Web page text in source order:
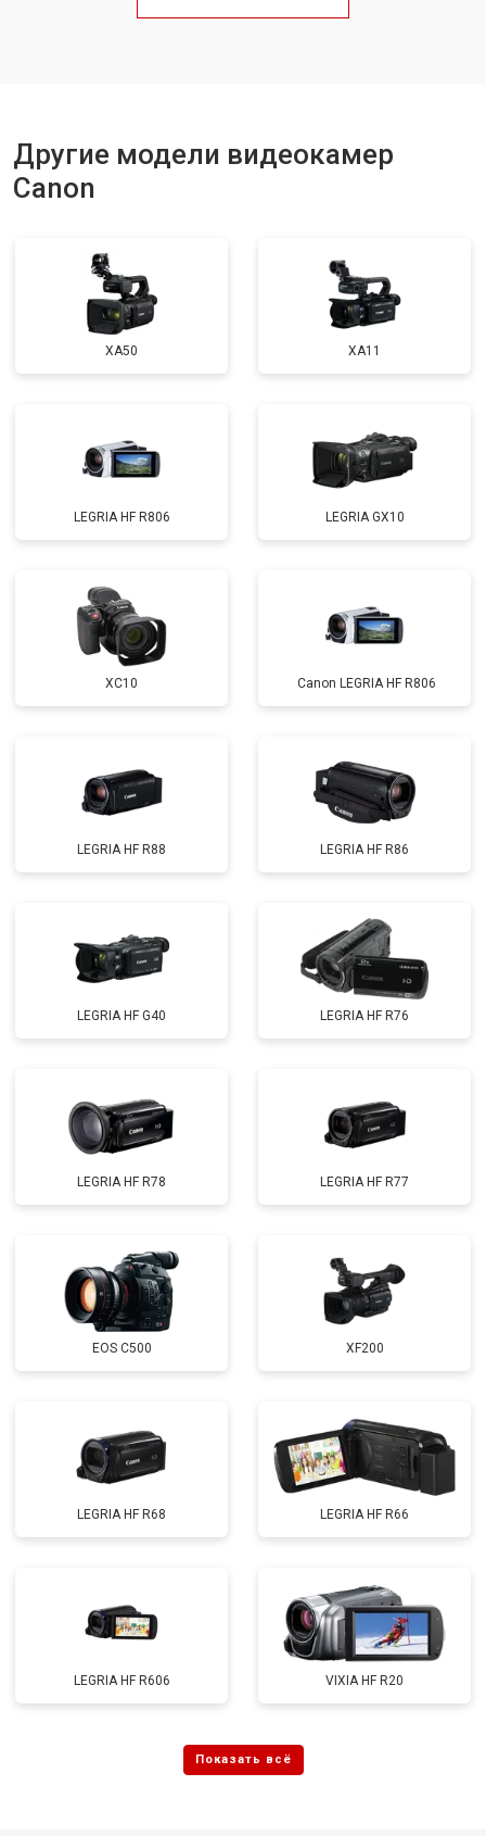
Другие модели видеокамер
Canon
XA50 XA11
LEGRIA HF R806 LEGRIA GX10
XC10 Canon LEGRIA HF R806
LEGRIA HF R88 LEGRIA HF R86
LEGRIA HF G40 LEGRIA HF R76
LEGRIA HF R78 LEGRIA HF R77
EOS C500 XF200
LEGRIA HF R68 LEGRIA HF R66
LEGRIA HF R606 VIXIA HF R20